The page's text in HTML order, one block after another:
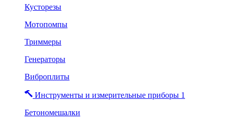
Кусторезы
Мотопомпы
Триммеры
Генераторы
Виброплиты
Инструменты и измерительные приборы 1
Бетономешалки